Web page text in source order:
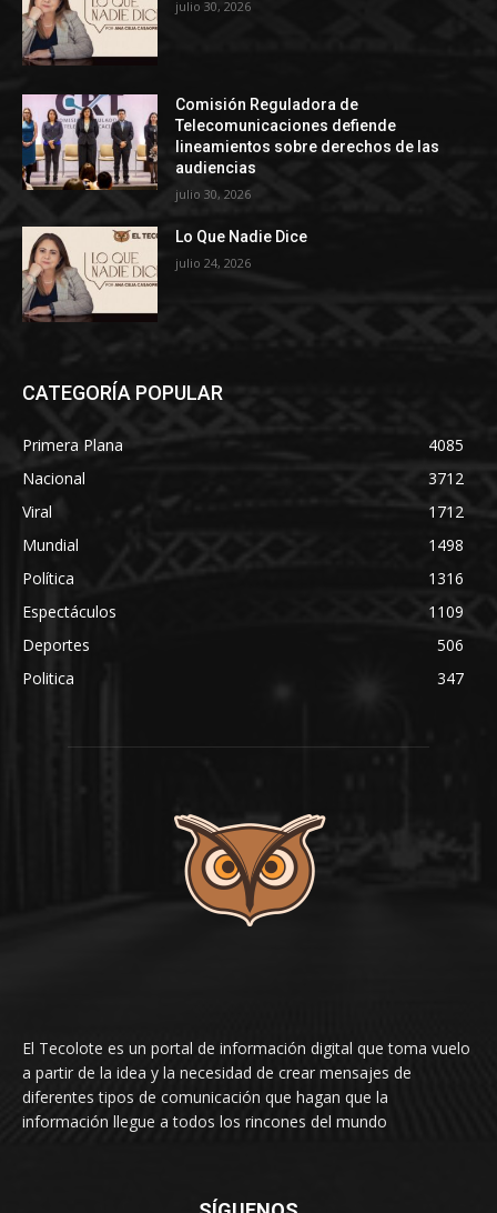
julio 30, 2026
Comisión Reguladora de
Telecomunicaciones defiende
lineamientos sobre derechos de las
audiencias
julio 30, 2026
Lo Que Nadie Dice
julio 24, 2026
CATEGORÍA POPULAR
Primera Plana
4085
Nacional
3712
Viral
1712
Mundial
1498
Política
1316
Espectáculos
1109
Deportes
506
Politica
347
El Tecolote es un portal de información digital que toma vuelo
a partir de la idea y la necesidad de crear mensajes de
diferentes tipos de comunicación que hagan que la
información llegue a todos los rincones del mundo